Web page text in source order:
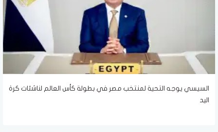
السيسي يوجه التحية لمنتخب مصر في بطولة كأس العالم لناشئات كرة
اليد